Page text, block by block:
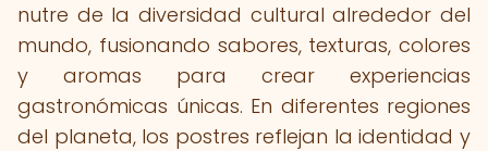
nutre de la diversidad cultural alrededor del
mundo, fusionando sabores, texturas, colores
y aromas para crear experiencias
gastronómicas únicas. En diferentes regiones
del planeta, los postres reflejan la identidad y